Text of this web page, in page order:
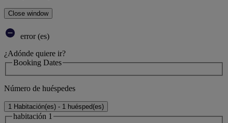
Close window
error (es)
¿Adónde quiere ir?
Booking Dates
Número de huéspedes
1 Habitación(es) - 1 huésped(es)
habitación 1